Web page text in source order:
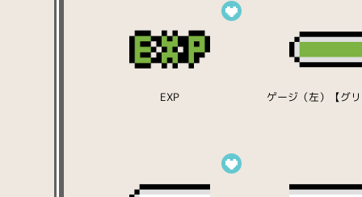
EXP ゲージ（左）【グ